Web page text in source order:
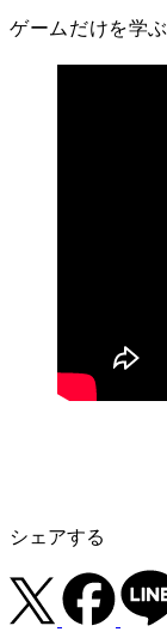
ゲームだけを学
シェアする